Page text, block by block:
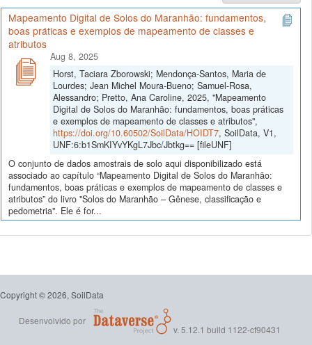
Mapeamento Digital de Solos do Maranhão: fundamentos,
boas práticas e exemplos de mapeamento de classes e
atributos
Aug 8, 2025
Horst, Taciara Zborowski; Mendonça-Santos, Maria de
Lourdes; Jean Michel Moura-Bueno; Samuel-Rosa,
Alessandro; Pretto, Ana Caroline, 2025, "Mapeamento
Digital de Solos do Maranhão: fundamentos, boas práticas
e exemplos de mapeamento de classes e atributos",
https://doi.org/10.60502/SoilData/HOIDT7, SoilData, V1,
UNF:6:b1SmKIYvYKgL7Jbc/Jbtkg== [fileUNF]
O conjunto de dados amostrais de solo aqui disponibilizado está
associado ao capítulo “Mapeamento Digital de Solos do Maranhão:
fundamentos, boas práticas e exemplos de mapeamento de classes e
atributos” do livro "Solos do Maranhão – Gênese, classificação e
pedometria". Ele é for...
Copyright © 2026, SoilData
Desenvolvido por
v. 5.12.1 build 1122-cf90431